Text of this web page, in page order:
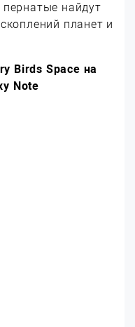
найдут
планет и
Birds Space на
Note